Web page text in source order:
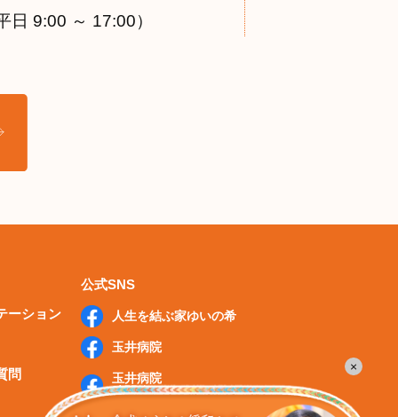
日 9:00 ～ 17:00）
ーション
問
公式SNS
人生を結ぶ家ゆいの希
玉井病院
玉井病院
膝関節センター
×